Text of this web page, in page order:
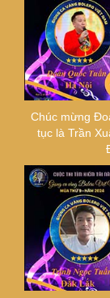
Chúc mừng
tục là Trần